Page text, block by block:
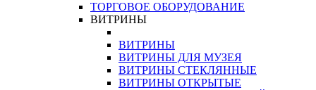
ТОРГОВОЕ ОБОРУДОВАНИЕ
ВИТРИНЫ
ВИТРИНЫ
ВИТРИНЫ ДЛЯ МУЗЕЯ
ВИТРИНЫ СТЕКЛЯННЫЕ
ВИТРИНЫ ОТКРЫТЫЕ